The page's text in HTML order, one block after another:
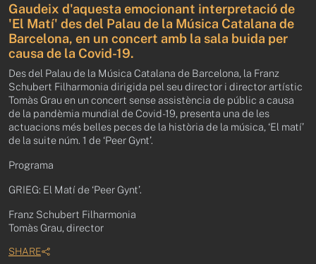
Gaudeix d'aquesta emocionant interpretació de
'El Matí' des del Palau de la Música Catalana de
Barcelona, en un concert amb la sala buida per
causa de la Covid-19.
Des del Palau de la Música Catalana de Barcelona, la Franz
Schubert Filharmonia dirigida pel seu director i director artístic
Tomàs Grau en un concert sense assistència de públic a causa
de la pandèmia mundial de Covid-19, presenta una de les
actuacions més belles peces de la història de la música, ‘El matí’
de la suite núm. 1 de ‘Peer Gynt’.
Programa
GRIEG: El Matí de ‘Peer Gynt’.
Franz Schubert Filharmonia
Tomàs Grau, director
SHARE